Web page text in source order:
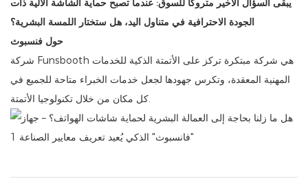
يبقى السؤال الأخير متروكاً للسوق: عندما تصبح حماية الشاشة الآلية ذات
الجودة الاحترافية في متناول اليد، هل ستختار اللمسة البشرية؟
حول فنسبوث
شركة Funsbooth هي شركة مبتكرة تركز على الأتمتة الذكية للخدمات
المهنية المعقدة، وتكرس جهودها لجعل خدمات الخبراء متاحة للجميع في
كل مكان من خلال تكنولوجيا الأتمتة.